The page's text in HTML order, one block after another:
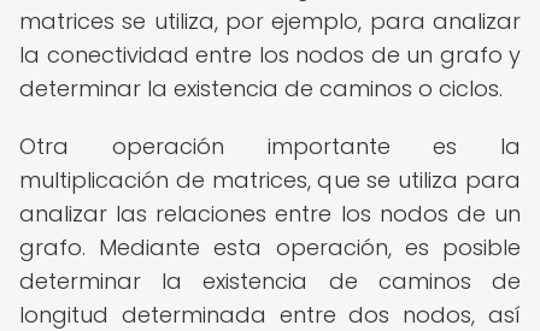
matrices se utiliza, por ejemplo, para analizar
la conectividad entre los nodos de un grafo y
determinar la existencia de caminos o ciclos.
Otra operación importante es la
multiplicación de matrices, que se utiliza para
analizar las relaciones entre los nodos de un
grafo. Mediante esta operación, es posible
determinar la existencia de caminos de
longitud determinada entre dos nodos, así